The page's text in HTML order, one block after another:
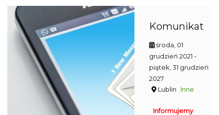
Komunikat
środa, 01
grudzień 2021 -
piątek, 31 grudzień
2027
Lublin
Inne
Informujemy